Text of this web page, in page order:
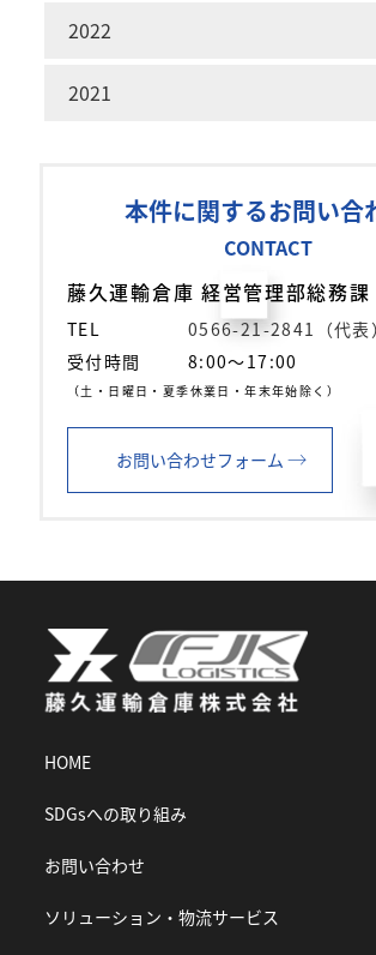
2022
2021
本件に関するお問い合
CONTACT
藤久運輸倉庫 経営管理部総務課
TEL
0566-21-2841（代表
受付時間
8:00～17:00
（土・日曜日・夏季休業日・年末年始除く）
お問い合わせフォーム →
HOME
SDGsへの取り組み
お問い合わせ
ソリューション・物流サービス